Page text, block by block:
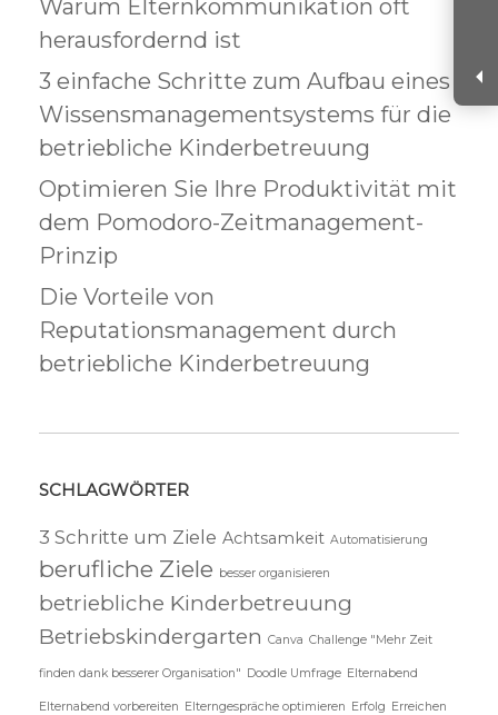
Warum Elternkommunikation oft
herausfordernd ist
3 einfache Schritte zum Aufbau eines
Wissensmanagementsystems für die
betriebliche Kinderbetreuung
Optimieren Sie Ihre Produktivität mit
dem Pomodoro-Zeitmanagement-
Prinzip
Die Vorteile von
Reputationsmanagement durch
betriebliche Kinderbetreuung
SCHLAGWÖRTER
3 Schritte um Ziele Achtsamkeit Automatisierung
berufliche Ziele besser organisieren
betriebliche Kinderbetreuung
Betriebskindergarten Canva Challenge "Mehr Zeit
finden dank besserer Organisation" Doodle Umfrage Elternabend
Elternabend vorbereiten Elterngespräche optimieren Erfolg Erreichen